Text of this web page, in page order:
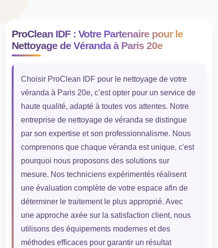
ProClean IDF : Votre Partenaire pour le
Nettoyage de Véranda à Paris 20e
Choisir ProClean IDF pour le nettoyage de votre
véranda à Paris 20e, c’est opter pour un service de
haute qualité, adapté à toutes vos attentes. Notre
entreprise de nettoyage de véranda se distingue
par son expertise et son professionnalisme. Nous
comprenons que chaque véranda est unique, c'est
pourquoi nous proposons des solutions sur
mesure. Nos techniciens expérimentés réalisent
une évaluation complète de votre espace afin de
déterminer le traitement le plus approprié. Avec
une approche axée sur la satisfaction client, nous
utilisons des équipements modernes et des
méthodes efficaces pour garantir un résultat